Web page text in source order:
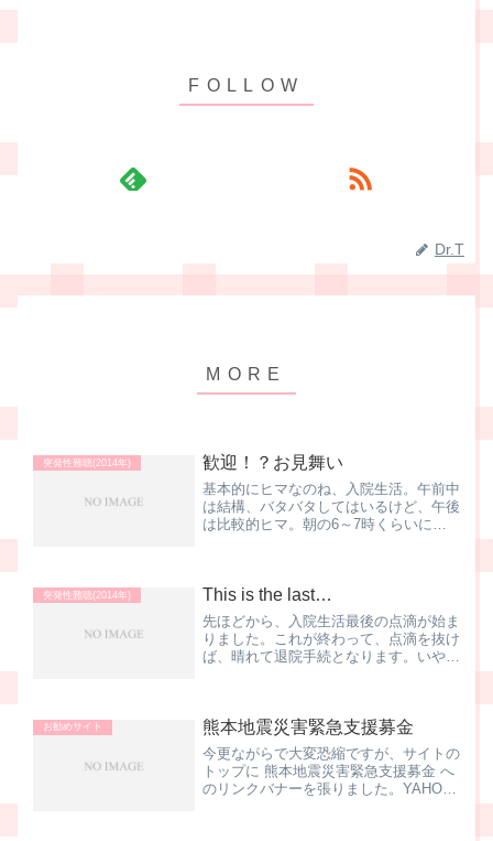
Dr.T
突発性難聴(2014年) 歓迎！？お見舞い
基本的にヒマなのね、入院生活。午前中
は結構、バタバタしてはいるけど、午後
は比較的ヒマ。朝の6～7時くらいに起
ッと言う間に時間が過ぎて...
突発性難聴(2014年) This is the last…
先ほどから、入院生活最後の点滴が始ま
りました。これが終わって、点滴を抜け
ば、晴れて退院手続となります。いや
宅して自宅からになると思います...
お勧めサイト 熊本地震災害緊急支援募金
今更ながらで大変恐縮ですが、サイトの
トップに 熊本地震災害緊急支援募金 へ
のリンクバナーを張りました。YAHOO!